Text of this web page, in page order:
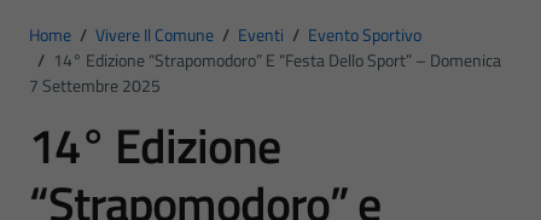
Home / Vivere Il Comune / Eventi / Evento Sportivo
/ 14° Edizione “Strapomodoro” E “Festa Dello Sport” – Domenica
7 Settembre 2025
14° Edizione
“Strapomodoro” e